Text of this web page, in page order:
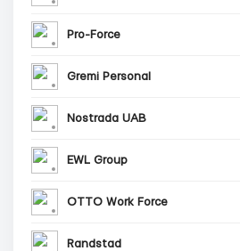
Pro-Force
Gremi Personal
Nostrada UAB
EWL Group
OTTO Work Force
Randstad